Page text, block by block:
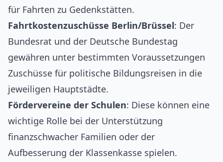
für Fahrten zu Gedenkstätten.
Fahrtkostenzuschüsse Berlin/Brüssel: Der
Bundesrat und der Deutsche Bundestag
gewähren unter bestimmten Voraussetzungen
Zuschüsse für politische Bildungsreisen in die
jeweiligen Hauptstädte.
Fördervereine der Schulen: Diese können eine
wichtige Rolle bei der Unterstützung
finanzschwacher Familien oder der
Aufbesserung der Klassenkasse spielen.